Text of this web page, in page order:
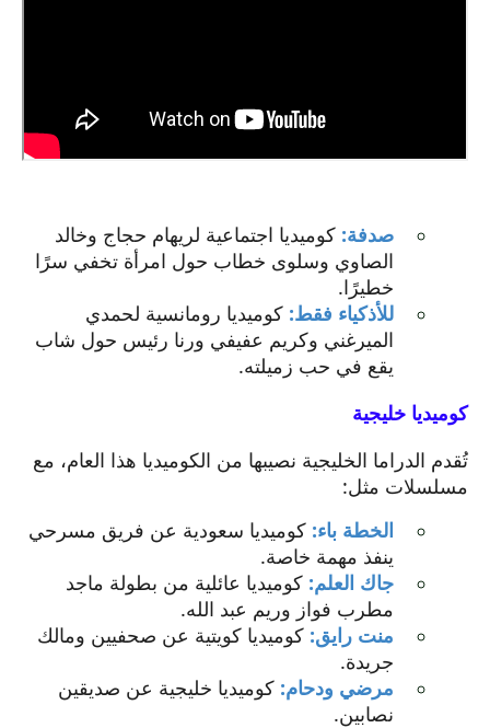
صدفة: كوميديا اجتماعية لريهام حجاج وخالد
الصاوي وسلوى خطاب حول امرأة تخفي سرًا
خطيرًا.
للأذكياء فقط: كوميديا رومانسية لحمدي
الميرغني وكريم عفيفي ورنا رئيس حول شاب
يقع في حب زميلته.
كوميديا خليجية
تُقدم الدراما الخليجية نصيبها من الكوميديا هذا العام، مع
مسلسلات مثل:
الخطة باء: كوميديا سعودية عن فريق مسرحي
ينفذ مهمة خاصة.
جاك العلم: كوميديا عائلية من بطولة ماجد
مطرب فواز وريم عبد الله.
منت رايق: كوميديا كويتية عن صحفيين ومالك
جريدة.
مرضي ودحام: كوميديا خليجية عن صديقين
نصابين.